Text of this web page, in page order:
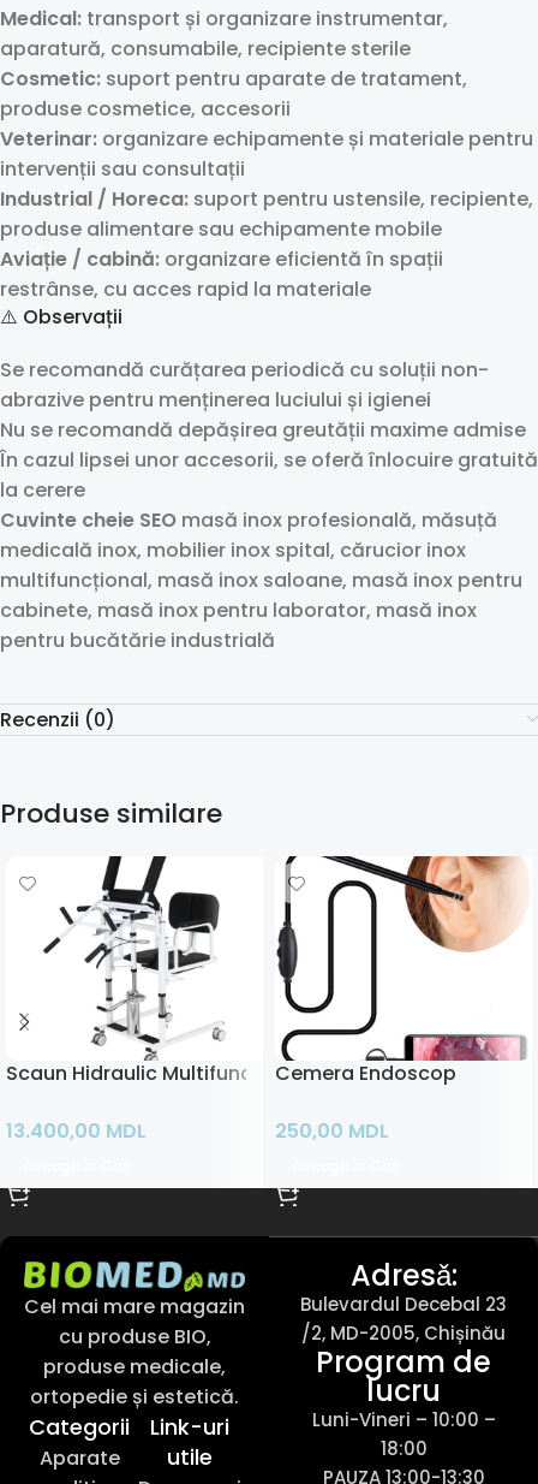
Medical: transport și organizare instrumentar,
aparatură, consumabile, recipiente sterile
Cosmetic: suport pentru aparate de tratament,
produse cosmetice, accesorii
Veterinar: organizare echipamente și materiale pentru
intervenții sau consultații
Industrial / Horeca: suport pentru ustensile, recipiente,
produse alimentare sau echipamente mobile
Aviație / cabină: organizare eficientă în spații
restrânse, cu acces rapid la materiale
⚠️ Observații
Se recomandă curățarea periodică cu soluții non-
abrazive pentru menținerea luciului și igienei
Nu se recomandă depășirea greutății maxime admise
În cazul lipsei unor accesorii, se oferă înlocuire gratuită
la cerere
Cuvinte cheie SEO masă inox profesională, măsuță
medicală inox, mobilier inox spital, cărucior inox
multifuncțional, masă inox saloane, masă inox pentru
cabinete, masă inox pentru laborator, masă inox
pentru bucătărie industrială
Recenzii (0)
Produse similare
Scaun Hidraulic Multifuncțional pentru Transfer XXL
13.400,00 MDL
Cemera Endoscop
250,00 MDL
Cel mai mare magazin
cu produse BIO,
produse medicale,
ortopedie și estetică.
Categorii
Aparate
Link-uri
utile
Adresǎ:
Bulevardul Decebal 23
/2, MD-2005, Chișinău
Program de
lucru
Luni-Vineri – 10:00 –
18:00
PAUZA 13:00-13:30